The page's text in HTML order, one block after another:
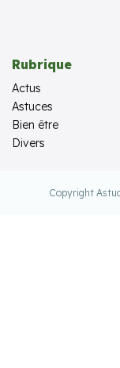
Rubrique
Actus
Astuces
Bien être
Divers
Copyright